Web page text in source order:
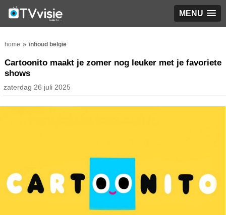
MENU
home inhoud belgië
Cartoonito maakt je zomer nog leuker met je favoriete
shows
zaterdag 26 juli 2025